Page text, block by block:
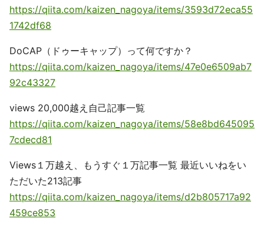
https://qiita.com/kaizen_nagoya/items/3593d72eca55
1742df68
DoCAP（ドゥーキャップ）って何ですか？
https://qiita.com/kaizen_nagoya/items/47e0e6509ab7
92c43327
views 20,000越え自己記事一覧
https://qiita.com/kaizen_nagoya/items/58e8bd645095
7cdecd81
Views１万越え、もうすぐ１万記事一覧 最近いいねをい
ただいた213記事
https://qiita.com/kaizen_nagoya/items/d2b805717a92
459ce853